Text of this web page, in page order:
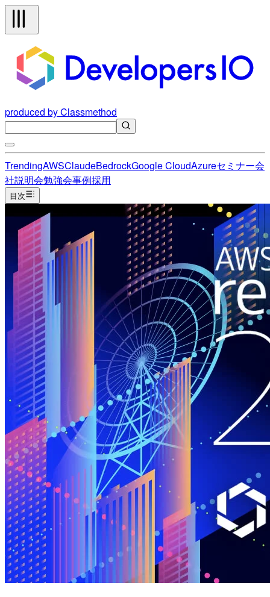
produced by Classmethod
TrendingAWSClaudeBedrockGoogle CloudAzureセミナー会
社説明会勉強会事例採用
目次